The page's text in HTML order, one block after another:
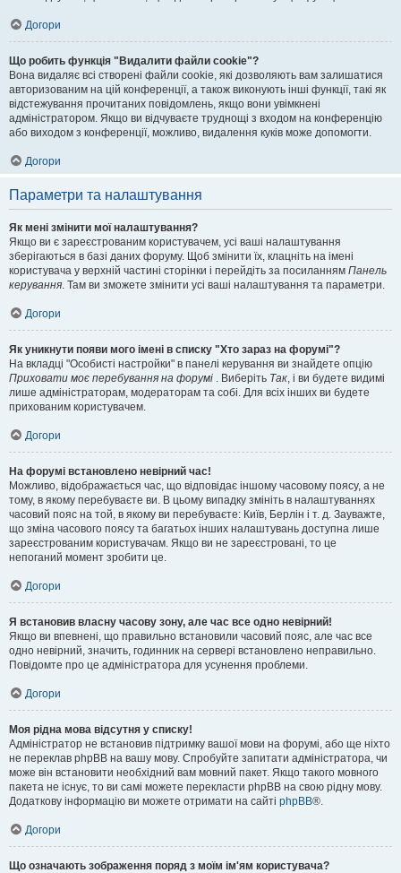
Догори
Що робить функція "Видалити файли cookie"?
Вона видаляє всі створені файли cookie, які дозволяють вам залишатися
авторизованим на цій конференції, а також виконують інші функції, такі як
відстежування прочитаних повідомлень, якщо вони увімкнені
адміністратором. Якщо ви відчуваєте труднощі з входом на конференцію
або виходом з конференції, можливо, видалення куків може допомогти.
Догори
Параметри та налаштування
Як мені змінити мої налаштування?
Якщо ви є зареєстрованим користувачем, усі ваші налаштування
зберігаються в базі даних форуму. Щоб змінити їх, клацніть на імені
користувача у верхній частині сторінки і перейдіть за посиланням Панель
керування. Там ви зможете змінити усі ваші налаштування та параметри.
Догори
Як уникнути появи мого імені в списку "Хто зараз на форумі"?
На вкладці "Особисті настройки" в панелі керування ви знайдете опцію
Приховати моє перебування на форумі . Виберіть Так, і ви будете видимі
лише адміністраторам, модераторам та собі. Для всіх інших ви будете
прихованим користувачем.
Догори
На форумі встановлено невірний час!
Можливо, відображається час, що відповідає іншому часовому поясу, а не
тому, в якому перебуваєте ви. В цьому випадку змініть в налаштуваннях
часовий пояс на той, в якому ви перебуваєте: Київ, Берлін і т. д. Зауважте,
що зміна часового поясу та багатьох інших налаштувань доступна лише
зареєстрованим користувачам. Якщо ви не зареєстровані, то це
непоганий момент зробити це.
Догори
Я встановив власну часову зону, але час все одно невірний!
Якщо ви впевнені, що правильно встановили часовий пояс, але час все
одно невірний, значить, годинник на сервері встановлено неправильно.
Повідомте про це адміністратора для усунення проблеми.
Догори
Моя рідна мова відсутня у списку!
Адміністратор не встановив підтримку вашої мови на форумі, або ще ніхто
не переклав phpBB на вашу мову. Спробуйте запитати адміністратора, чи
може він встановити необхідний вам мовний пакет. Якщо такого мовного
пакета не існує, то ви самі можете перекласти phpBB на свою рідну мову.
Додаткову інформацію ви можете отримати на сайті phpBB®.
Догори
Що означають зображення поряд з моїм ім'ям користувача?